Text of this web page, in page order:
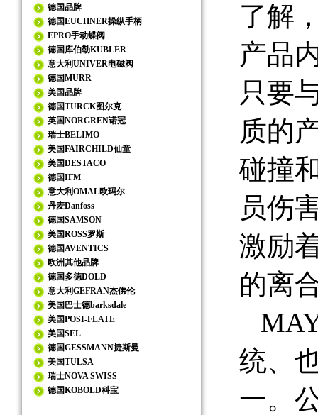
德国品牌
德国EUCHNER操纵手柄
EPRO手动蝶阀
德国库伯勒KUBLER
意大利UNIVER电磁阀
德国MURR
美国品牌
德国TURCK图尔克
英国NORGREN诺冠
瑞士BELIMO
美国FAIRCHILD仙童
美国DESTACO
德国IFM
意大利OMAL欧玛尔
丹麦Danfoss
德国SAMSON
美国ROSS罗斯
德国AVENTICS
欧洲其他品牌
德国多德DOLD
意大利GEFRAN杰佛伦
美国巴士德barksdale
美国POSI-FLATE
美国SEL
德国GESSMANN捷斯曼
美国TULSA
瑞士NOVA SWISS
德国KOBOLD科宝
了解
产品
只要
质的
碰撞
员伤
激励
的离
统、
一。